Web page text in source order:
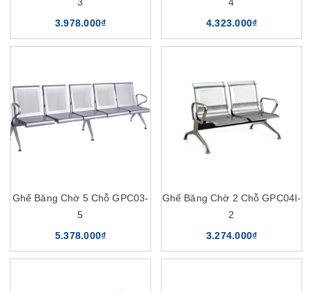
3
3.978.000₫
4
4.323.000₫
Ghế Băng Chờ 5 Chỗ GPC03-
5
5.378.000₫
Ghế Băng Chờ 2 Chỗ GPC04I-
2
3.274.000₫